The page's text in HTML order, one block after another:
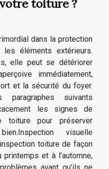
toiture ?
dans la protection
les éléments extérieurs.
elle peut se détériorer
immédiatement,
et la sécurité du foyer.
suivants
les signes de
toiture pour préserver
visuelle
toiture de façon
et à l’automne,